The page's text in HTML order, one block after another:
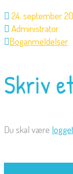
24. september
Administrator
Boganmeldelser
Skriv
Du skal være